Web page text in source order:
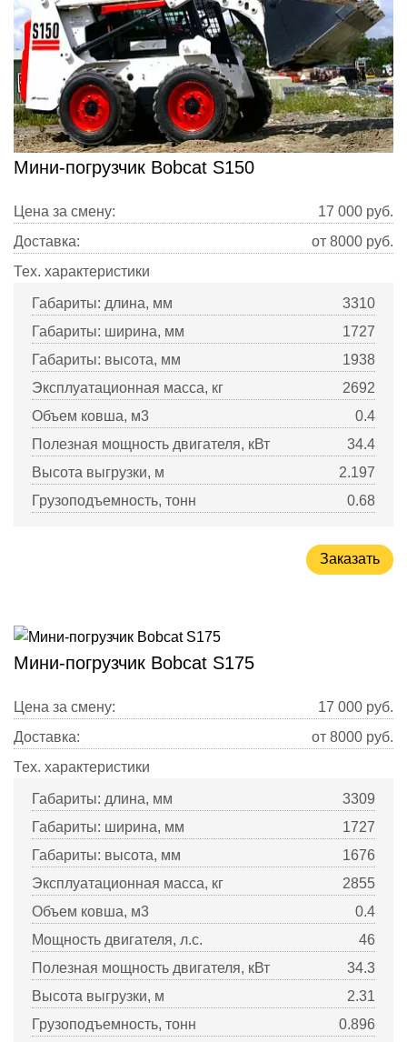
Мини-погрузчик Bobcat S150
Цена за смену: 17 000 руб.
Доставка:
от 8000 руб.
Тех. характеристики
Габариты: длина, мм
3310
Габариты: ширина, мм
1727
Габариты: высота, мм
1938
Эксплуатационная масса, кг
2692
Объем ковша, м3
0.4
Полезная мощность двигателя, кВт
34.4
Высота выгрузки, м
2.197
Грузоподъемность, тонн
0.68
Заказать
Мини-погрузчик Bobcat S175
Цена за смену: 17 000 руб.
Доставка:
от 8000 руб.
Тех. характеристики
Габариты: длина, мм
3309
Габариты: ширина, мм
1727
Габариты: высота, мм
1676
Эксплуатационная масса, кг
2855
Объем ковша, м3
0.4
Мощность двигателя, л.с.
46
Полезная мощность двигателя, кВт
34.3
Высота выгрузки, м
2.31
Грузоподъемность, тонн
0.896